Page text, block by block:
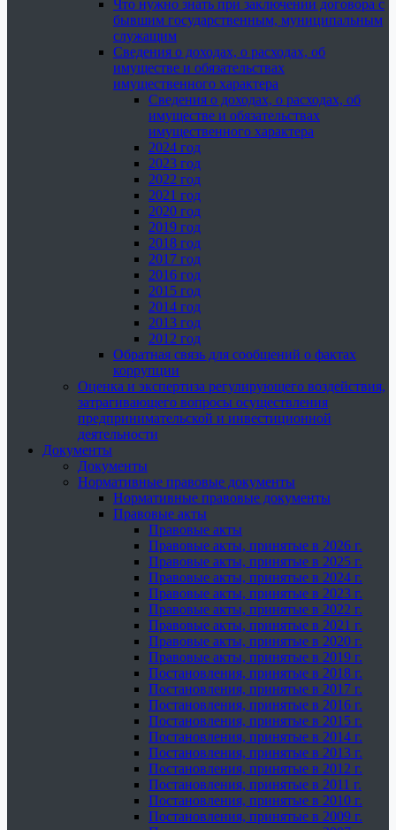
Что нужно знать при заключении договора с
бывшим государственным, муниципальным
служащим
Сведения о доходах, о расходах, об
имуществе и обязательствах
имущественного характера
Сведения о доходах, о расходах, об
имуществе и обязательствах
имущественного характера
2024 год
2023 год
2022 год
2021 год
2020 год
2019 год
2018 год
2017 год
2016 год
2015 год
2014 год
2013 год
2012 год
Обратная связь для сообщений о фактах
коррупции
Оценка и экспертиза регулирующего воздействия,
затрагивающего вопросы осуществления
предпринимательской и инвестиционной
деятельности
Документы
Документы
Нормативные правовые документы
Нормативные правовые документы
Правовые акты
Правовые акты
Правовые акты, принятые в 2026 г.
Правовые акты, принятые в 2025 г.
Правовые акты, принятые в 2024 г.
Правовые акты, принятые в 2023 г.
Правовые акты, принятые в 2022 г.
Правовые акты, принятые в 2021 г.
Правовые акты, принятые в 2020 г.
Правовые акты, принятые в 2019 г.
Постановления, принятые в 2018 г.
Постановления, принятые в 2017 г.
Постановления, принятые в 2016 г.
Постановления, принятые в 2015 г.
Постановления, принятые в 2014 г.
Постановления, принятые в 2013 г.
Постановления, принятые в 2012 г.
Постановления, принятые в 2011 г.
Постановления, принятые в 2010 г.
Постановления, принятые в 2009 г.